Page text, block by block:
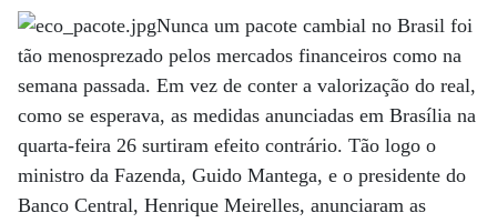
Nunca um pacote cambial no Brasil foi
tão menosprezado pelos mercados financeiros como na
semana passada. Em vez de conter a valorização do real,
como se esperava, as medidas anunciadas em Brasília na
quarta-feira 26 surtiram efeito contrário. Tão logo o
ministro da Fazenda, Guido Mantega, e o presidente do
Banco Central, Henrique Meirelles, anunciaram as